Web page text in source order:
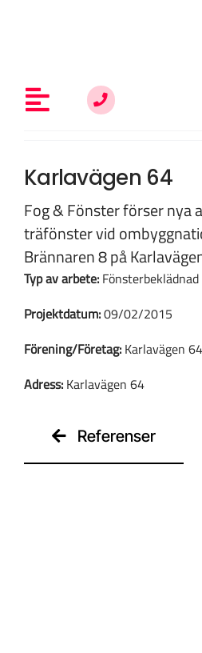
Toggle
Navigation
Vem är du?
Kunskap & inspiration
Om oss
Karlavägen 64
Fog & Fönster förser nya
träfönster vid
Brännaren 8 på
Typ av arbete:Fönsterbeklädnad
Projektdatum:09/02/2015
Förening/Företag:Karlavägen 64
Adress:Karlavägen 64
Referenser